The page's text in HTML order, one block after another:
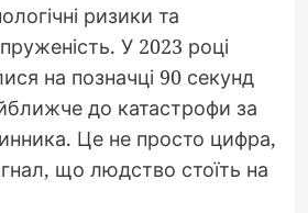
ризики та
У 2023 році
на позначці 90 секунд
до катастрофи за
Це не просто цифра,
що людство стоїть на